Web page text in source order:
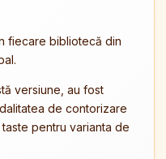
fiecare bibliotecă din
versiune, au fost
de contorizare
pentru varianta de